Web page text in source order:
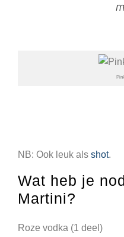
NB: Ook leuk als shot.
Wat heb je
Martini?
Roze vodka (1 deel)